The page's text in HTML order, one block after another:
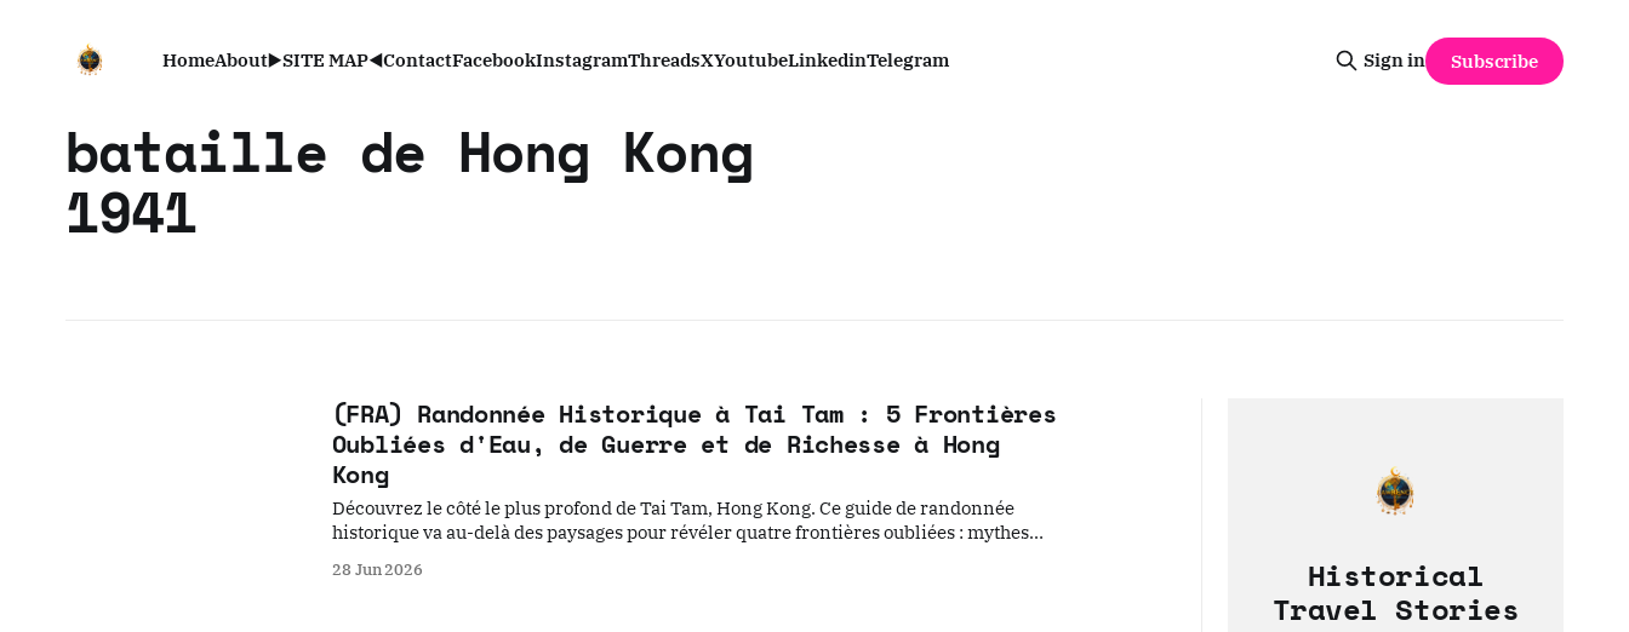
HomeAbout▶️SITE MAP◀️ContactFacebookInstagramThreadsXYoutubeLinkedinTelegram Sign in Subscribe
bataille de Hong Kong
1941
(FRA) Randonnée Historique à Tai Tam : 5 Frontières
Oubliées d'Eau, de Guerre et de Richesse à Hong
Kong
Découvrez le côté le plus profond de Tai Tam, Hong Kong. Ce guide de randonnée
historique va au-delà des paysages pour révéler quatre frontières oubliées : mythes
contradictions de la conservation moderne.
28 Jun 2026 Historical
Travel Stories